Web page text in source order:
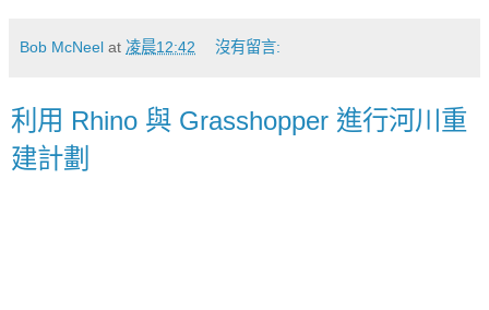
Bob McNeel at 凌晨12:42 沒有留言:
利用 Rhino 與 Grasshopper 進行河川重
建計劃